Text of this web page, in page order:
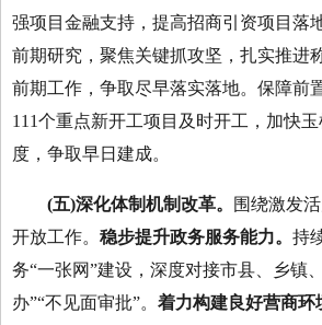
强项目金融支持，提高招商引资项目落
前期研究，聚焦关键抓攻坚，扎实推进
前期工作，争取尽早落实落地。保障前
111个重点新开工项目及时开工，加快
度，争取早日建成。
(五)深化体制机制改革。
围绕激发
开放工作。 稳步提升政务服务能力。 持
务“一张网”建设，深度对接市县、乡镇
办”“不见面审批”。 着力构建良好营商环